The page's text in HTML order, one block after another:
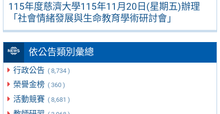
115年度慈濟大學115年11月20日(星期五)辦理
「社會情緒發展與生命教育學術研討會」
依公告類別彙總
行政公告 ( 8,734 )
榮譽金榜 ( 360 )
活動競賽 ( 8,681 )